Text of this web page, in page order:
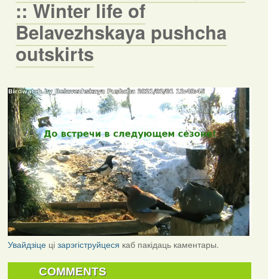
:: Winter life of
Belavezhskaya pushcha
outskirts
Увайдзіцеці зарэгіструйцеся каб пакідаць каментары.
COMMENTS